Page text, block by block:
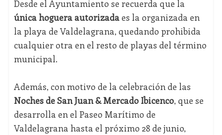
Desde el Ayuntamiento se recuerda que la
única hoguera autorizadaes la organizada en
la playa de Valdelagrana, quedando prohibida
cualquier otra en el resto de playas del término
municipal.
Además, con motivo de la celebración de las
Noches de San Juan & Mercado Ibicenco, que se
desarrolla en el Paseo Marítimo de
Valdelagrana hasta el próximo 28 de junio,